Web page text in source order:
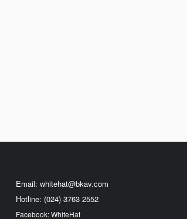
Email: whitehat@bkav.com
Hotline: (024) 3763 2552
Facebook: WhiteHat